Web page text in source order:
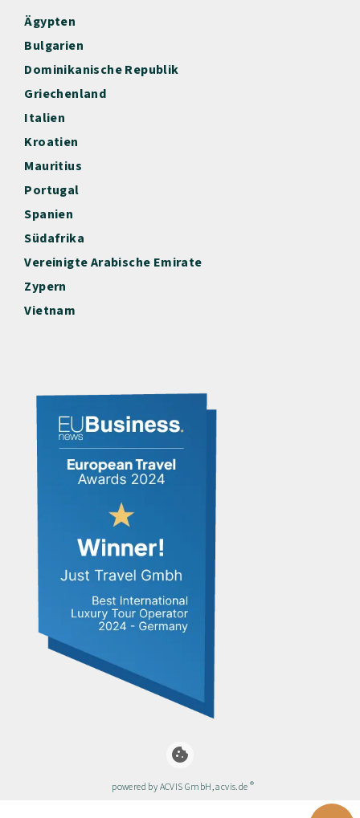
Ägypten
Bulgarien
Dominikanische Republik
Griechenland
Italien
Kroatien
Mauritius
Portugal
Spanien
Südafrika
Vereinigte Arabische Emirate
Zypern
Vietnam
cookie
powered by ACVIS GmbH, acvis.de®